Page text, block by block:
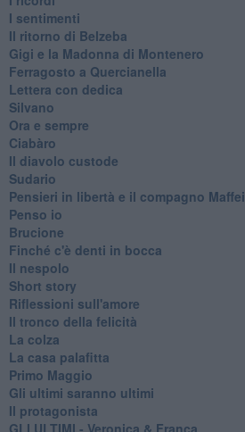
I sentimenti
Il ritorno di Belzeba
Gigi e la Madonna di Montenero
Ferragosto a Quercianella
Lettera con dedica
Silvano
Ora e sempre
Ciabàro
Il diavolo custode
Sudario
Pensieri in libertà e il compagno Maffei
Penso io
Brucione
Finché c'è denti in bocca
Il nespolo
Short story
Riflessioni sull'amore
Il tronco della felicità
La colza
La casa palafitta
Primo Maggio
Gli ultimi saranno ultimi
Il protagonista
GLI ULTIMI - Veronica & Franca